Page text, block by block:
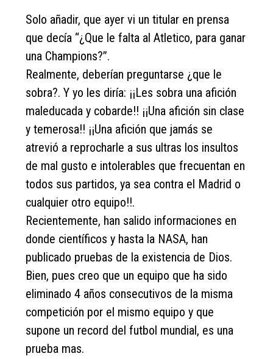
Solo añadir, que ayer vi un titular en prensa
que decía “¿Que le falta al Atletico, para ganar
una Champions?”.
Realmente, deberían preguntarse ¿que le
sobra?. Y yo les diría: ¡¡Les sobra una afición
maleducada y cobarde!! ¡¡Una afición sin clase
y temerosa!! ¡¡Una afición que jamás se
atrevió a reprocharle a sus ultras los insultos
de mal gusto e intolerables que frecuentan en
todos sus partidos, ya sea contra el Madrid o
cualquier otro equipo!!.
Recientemente, han salido informaciones en
donde científicos y hasta la NASA, han
publicado pruebas de la existencia de Dios.
Bien, pues creo que un equipo que ha sido
eliminado 4 años consecutivos de la misma
competición por el mismo equipo y que
supone un record del futbol mundial, es una
prueba mas.